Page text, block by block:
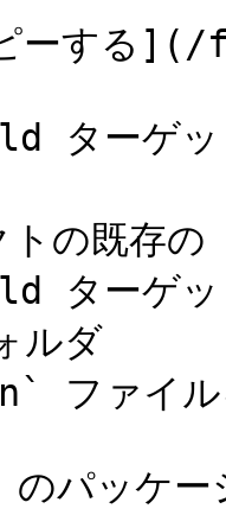
ーする
ーゲッ
の既存
ーゲッ
ダ
ァイル
のパッケ